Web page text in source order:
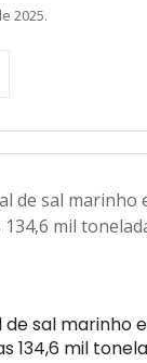
2025.
sal marinho
134,6 mil